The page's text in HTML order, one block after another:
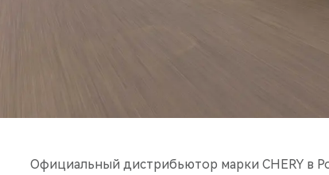
Официальный дистрибьютор марки CHERY в